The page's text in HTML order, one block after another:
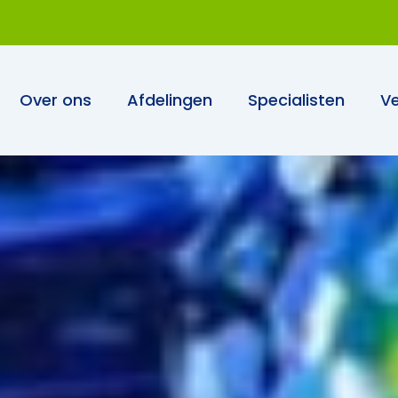
Over ons Afdelingen Specialisten